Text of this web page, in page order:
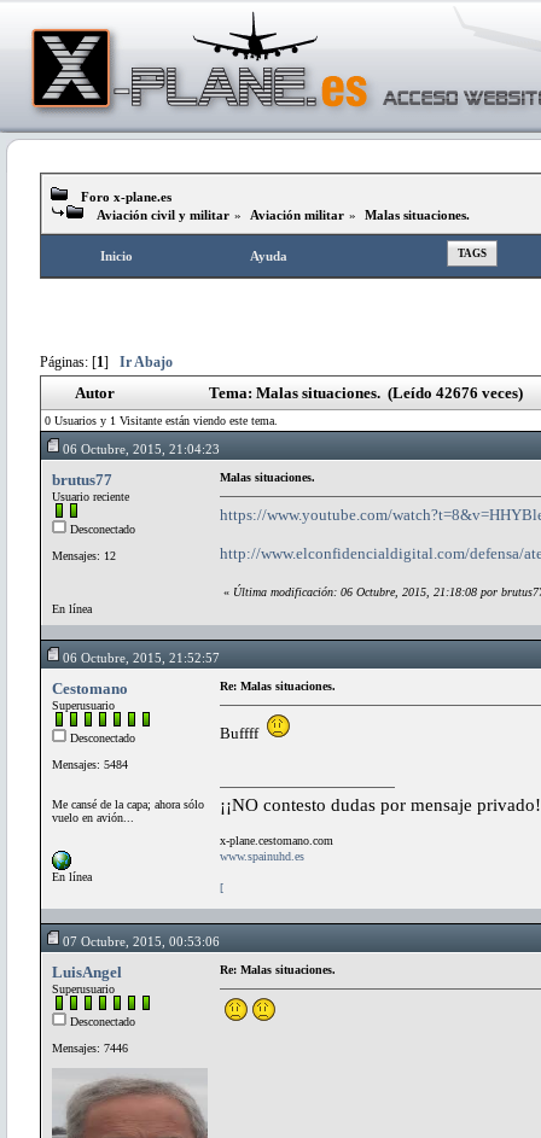
Foro x-plane.es
Aviación civil y militar » Aviación militar » Malas situaciones.
Inicio Ayuda TAGS
Páginas: [1] Ir Abajo
Autor Tema: Malas situaciones. (Leído 42676 veces)
0 Usuarios y 1 Visitante están viendo este tema.
06 Octubre, 2015, 21:04:23
brutus77
Usuario reciente
Desconectado
Mensajes: 12
En línea
Malas situaciones.
https://www.youtube.com/
http://www.elconfidencialdigital.com/defensa/
« Última modificación: 06 Octubre, 2015, 21:18:08 por
06 Octubre, 2015, 21:52:57
Cestomano
Superusuario
Desconectado
Mensajes: 5484
Me cansé de la capa; ahora sólo
vuelo en avión...
En línea
Re: Malas situaciones.
Buffff
¡¡NO contesto dudas por mensaje
x-plane.cestomano.com
www.spainuhd.es
[
07 Octubre, 2015, 00:53:06
LuisAngel
Superusuario
Desconectado
Mensajes: 7446
Re: Malas situaciones.